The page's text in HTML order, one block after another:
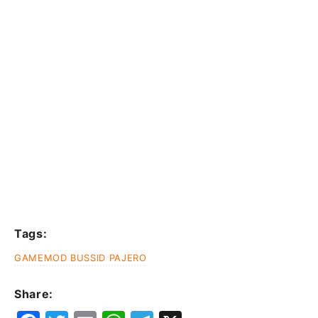
Tags:
GAMEMOD BUSSID PAJERO
Share: